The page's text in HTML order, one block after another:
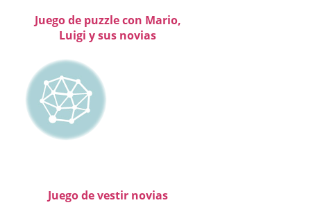
Juego de puzzle con Mario,
Luigi y sus novias
Juego de vestir novias